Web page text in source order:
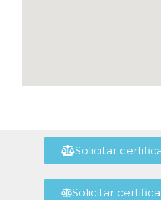
Solicitar
Solicitar